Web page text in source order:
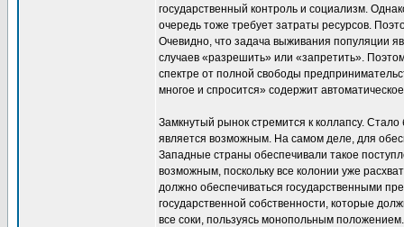
государственный контроль и социализм.
очередь тоже требует затраты ресурсов.
Очевидно, что задача выживания популяции
случаев «разрешить» или «запретить».
спектре от полной свободы
многое и спросится» содержит
Замкнутый рынок стремится к коллапсу.
является возможным. На самом деле, для
Западные страны обеспечивали такое
возможным, поскольку все колонии уже
должно обеспечиваться государственными
государственной собственности, которые
все соки, пользуясь монопольным